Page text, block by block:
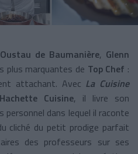
Oustau de Baumanière, Glenn
plus marquantes de Top Chef :
attachant. Avec La Cuisine
Hachette Cuisine, il livre son
personnel dans lequel il raconte
cliché du petit prodige parfait
des professeurs sur ses